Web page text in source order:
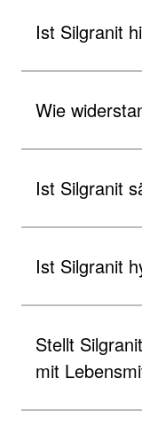
Ist Silgranit
Wie
Ist Silgranit
Ist Silgranit
Stellt
mit